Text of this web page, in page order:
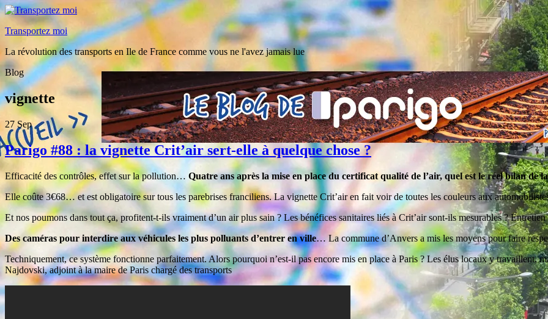
Transportez moi
La révolution des transports en Ile de France comme vous ne l'avez jamais lue
Blog
vignette
27 Sep
Parigo #88 : la vignette Crit’air sert-elle à quelque chose ?
Efficacité des contrôles, effet sur la pollution… Quatre ans après la mise en place du certificat qualité de l’air, quel est le réel bilan
Elle coûte 3€68… et est obligatoire sur tous les parebrises franciliens. La vignette Crit’air en fait voir de toutes les couleurs aux
Et nos poumons dans tout ça, profitent-t-ils vraiment d’un air plus sain ? Les bénéfices sanitaires liés à Crit’air sont-ils mesurables ?
Des caméras pour interdire aux véhicules les plus polluants d’entrer en ville… La commune d’Anvers a mis les moyens pour faire
Techniquement, ce système fonctionne parfaitement. Alors pourquoi n’est-il pas encore mis en place à Paris ? Les élus locaux y travaillent,
Najdovski, adjoint à la maire de Paris chargé des transports